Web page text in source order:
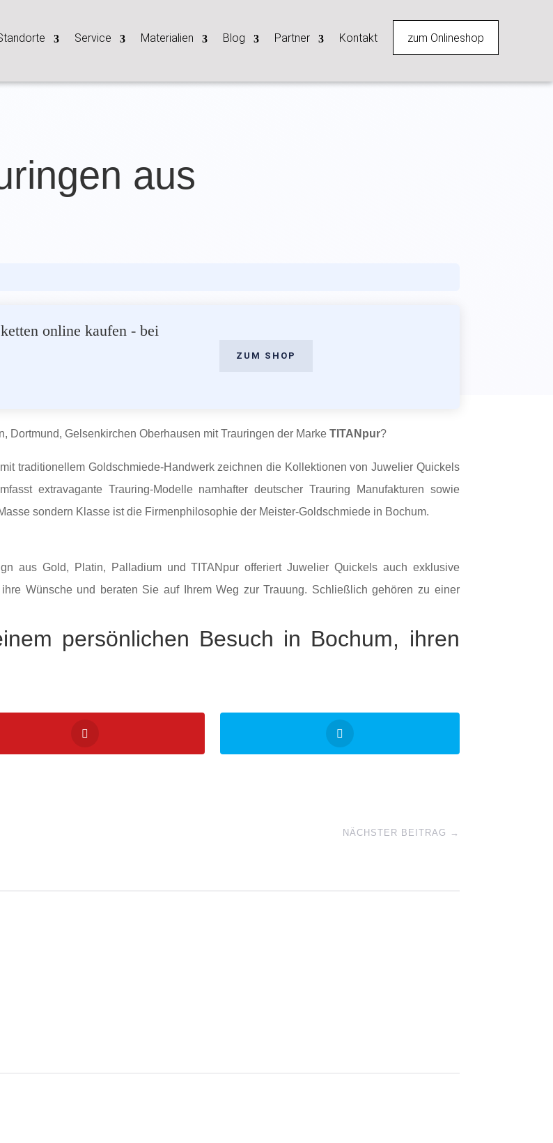
Service Materialien Blog Partner Kontakt zum Onlineshop
aus
online kaufen - bei
ZUM SHOP
Dortmund, Gelsenkirchen Oberhausen mit Trauringen der MarkeTITANpur?
traditionellem Goldschmiede-Handwerk zeichnen die Kollektionen von Juwelier Quickels
extravagante Trauring-Modelle namhafter deutscher Trauring Manufakturen sowie
sondern Klasse ist die Firmenphilosophie der Meister-Goldschmiede in Bochum.
aus Gold, Platin, Palladium und TITANpur offeriert Juwelier Quickels auch exklusive
Wünsche und beraten Sie auf Ihrem Weg zur Trauung. Schließlich gehören zu einer
persönlichen Besuch in Bochum, ihren
NÄCHSTER BEITRAG →